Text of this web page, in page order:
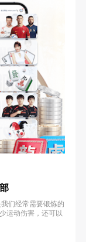
们经常需要锻炼的
运动伤害，还可以